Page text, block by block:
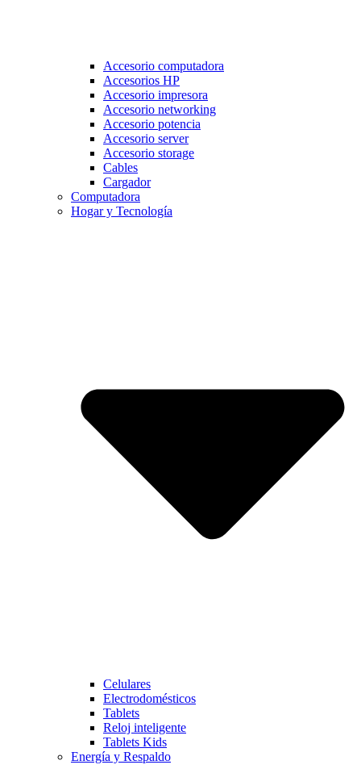
Accesorio computadora
Accesorios HP
Accesorio impresora
Accesorio networking
Accesorio potencia
Accesorio server
Accesorio storage
Cables
Cargador
Computadora
Hogar y Tecnología
Celulares
Electrodomésticos
Tablets
Reloj inteligente
Tablets Kids
Energía y Respaldo